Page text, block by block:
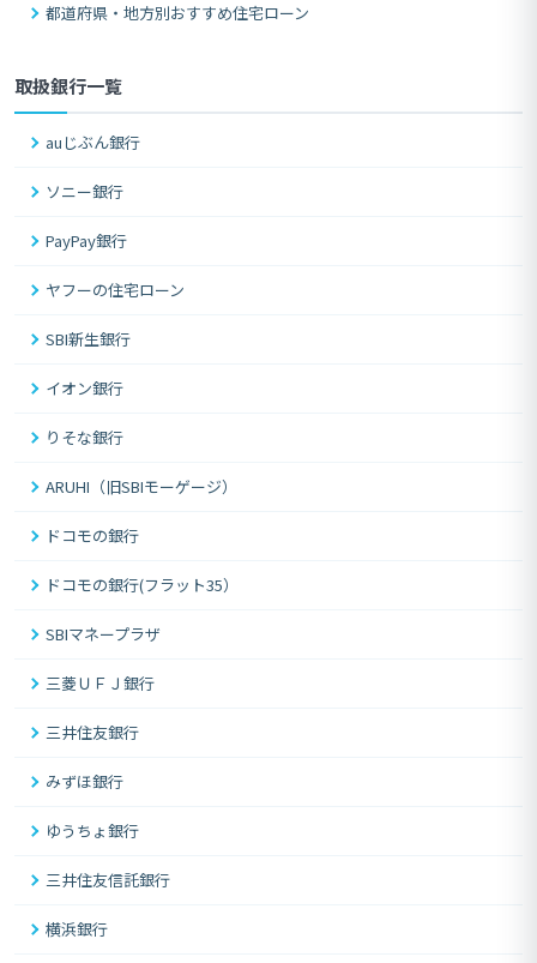
都道府県・地方別おすすめ住宅ローン
取扱銀行一覧
auじぶん銀行
ソニー銀行
PayPay銀行
ヤフーの住宅ローン
SBI新生銀行
イオン銀行
りそな銀行
ARUHI（旧SBIモーゲージ）
ドコモの銀行
ドコモの銀行(フラット35）
SBIマネープラザ
三菱ＵＦＪ銀行
三井住友銀行
みずほ銀行
ゆうちょ銀行
三井住友信託銀行
横浜銀行